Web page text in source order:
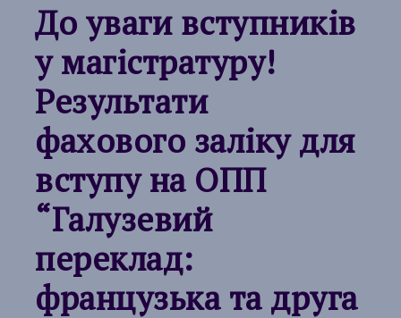
До уваги вступників
у магістратуру!
Результати
фахового заліку для
вступу на ОПП
“Галузевий
переклад:
французька та друга